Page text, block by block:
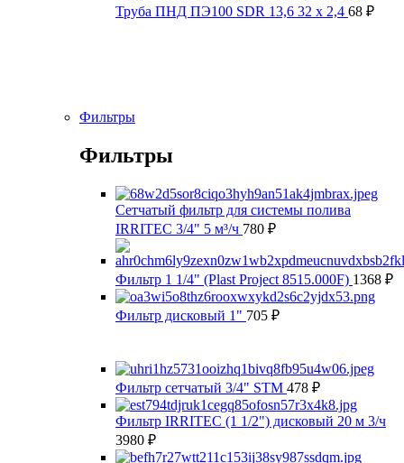
Труба ПНД ПЭ100 SDR 13,6 32 х 2,4 68 ₽
Фильтры
Фильтры
Сетчатый фильтр для системы полива
IRRITEC 3/4" 5 м³/ч 780 ₽
Фильтр 1 1/4" (Plast Project 8515.000F) 1368 ₽
Фильтр дисковый 1" 705 ₽
Фильтр сетчатый 3/4" STM 478 ₽
Фильтр IRRITEC (1 1/2") дисковый 20 м 3/ч
3980 ₽